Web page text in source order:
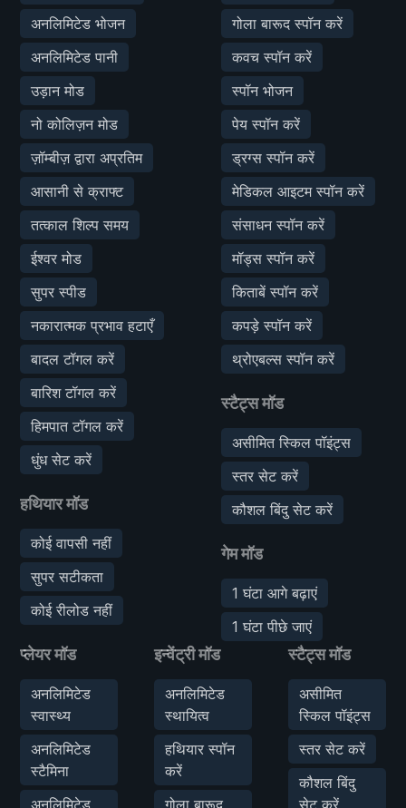
अनलिमिटेड भोजन
अनलिमिटेड पानी
उड़ान मोड
नो कोलिज़न मोड
ज़ॉम्बीज़ द्वारा अप्रतिम
आसानी से क्राफ्ट
तत्काल शिल्प समय
ईश्वर मोड
सुपर स्पीड
नकारात्मक प्रभाव हटाएँ
बादल टॉगल करें
बारिश टॉगल करें
हिमपात टॉगल करें
धुंध सेट करें
हथियार मॉड
कोई वापसी नहीं
सुपर सटीकता
कोई रीलोड नहीं
गोला बारूद स्पॉन करें
कवच स्पॉन करें
स्पॉन भोजन
पेय स्पॉन करें
ड्रग्स स्पॉन करें
मेडिकल आइटम स्पॉन करें
संसाधन स्पॉन करें
मॉड्स स्पॉन करें
किताबें स्पॉन करें
कपड़े स्पॉन करें
थ्रोएबल्स स्पॉन करें
स्टैट्स मॉड
असीमित स्किल पॉइंट्स
स्तर सेट करें
कौशल बिंदु सेट करें
गेम मॉड
1 घंटा आगे बढ़ाएं
1 घंटा पीछे जाएं
प्लेयर मॉड
अनलिमिटेड
स्वास्थ्य
अनलिमिटेड
स्टैमिना
अनलिमिटेड
इन्वेंट्री मॉड
अनलिमिटेड
स्थायित्व
हथियार स्पॉन
करें
गोला बारूद
स्टैट्स मॉड
असीमित
स्किल पॉइंट्स
स्तर सेट करें
कौशल बिंदु
सेट करें